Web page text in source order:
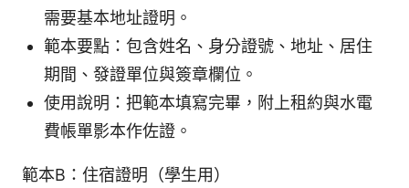
需要基本地址證明。
範本要點：包含姓名、身分證號、地址、居住
期間、發證單位與簽章欄位。
使用說明：把範本填寫完畢，附上租約與水電
費帳單影本作佐證。
範本B：住宿證明（學生用）